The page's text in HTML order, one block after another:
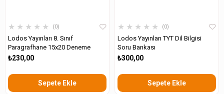
★ ★ ★ ★ ★ 0
Lodos Yayınları 8. Sınıf
Paragrafhane 15x20 Deneme
₺230,00
Sepete Ekle
★ ★ ★ ★ ★ 0
Lodos Yayınları TYT Dil Bilgisi
Soru Bankası
₺300,00
Sepete Ekle